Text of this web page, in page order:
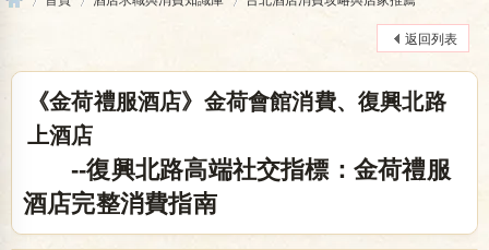
› ›
返回列表
《金荷禮服酒店》金荷會館消費、復興北路
上酒店
--復興北路高端社交指標：金荷禮服
酒店完整消費指南